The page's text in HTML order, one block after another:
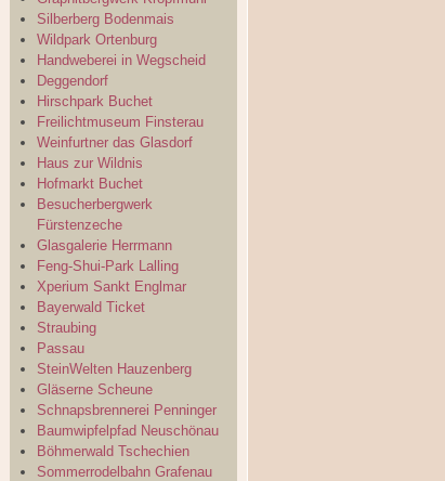
Silberberg Bodenmais
Wildpark Ortenburg
Handweberei in Wegscheid
Deggendorf
Hirschpark Buchet
Freilichtmuseum Finsterau
Weinfurtner das Glasdorf
Haus zur Wildnis
Hofmarkt Buchet
Besucherbergwerk
Fürstenzeche
Glasgalerie Herrmann
Feng-Shui-Park Lalling
Xperium Sankt Englmar
Bayerwald Ticket
Straubing
Passau
SteinWelten Hauzenberg
Gläserne Scheune
Schnapsbrennerei Penninger
Baumwipfelpfad Neuschönau
Böhmerwald Tschechien
Sommerrodelbahn Grafenau